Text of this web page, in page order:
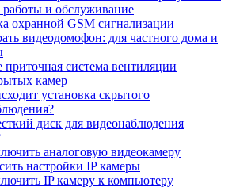
и обслуживание
охранной GSM сигнализации
видеодомофон: для частного дома и
приточная система вентиляции
камер
установка скрытого
диск для видеонаблюдения
аналоговую видеокамеру
настройки IP камеры
IP камеру к компьютеру